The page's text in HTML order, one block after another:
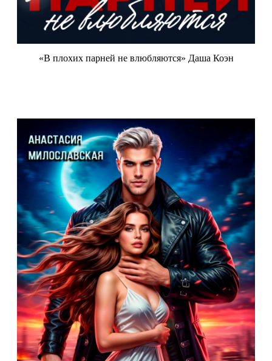
«В плохих парней не влюбляются» Даша Коэн